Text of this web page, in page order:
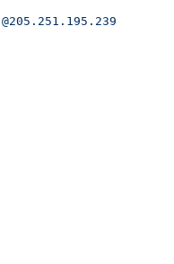
@205.251.195.239